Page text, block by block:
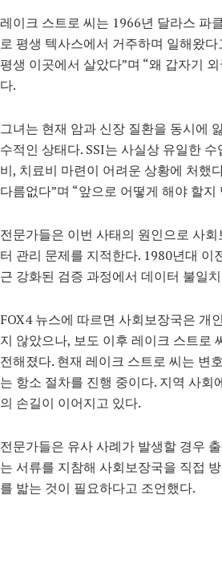
레이크 스트로 씨는 1966년 달라스 파
로 평생 텍사스에서 거주하며 일해왔
평생 이곳에서 살았다”며 “왜 갑자기
다.
그녀는 현재 암과 신장 질환을 동시에
수적인 상태다. SSI는 사실상 유일한
비, 치료비 마련이 어려운 상황에 처했
다름없다”며 “앞으로 어떻게 해야 할
전문가들은 이번 사태의 원인으로 사
터 관리 문제를 지적한다. 1980년대
근 강화된 검증 과정에서 데이터 불일
FOX4 뉴스에 따르면 사회보장국은 개
지 않았으나, 보도 이후 레이크 스트로
전해졌다. 현재 레이크 스트로 씨는 변
는 항소 절차를 진행 중이다. 지역 사
의 손길이 이어지고 있다.
전문가들은 유사 사례가 발생할 경우
는 서류를 지참해 사회보장국을 직접
를 밟는 것이 필요하다고 조언했다.